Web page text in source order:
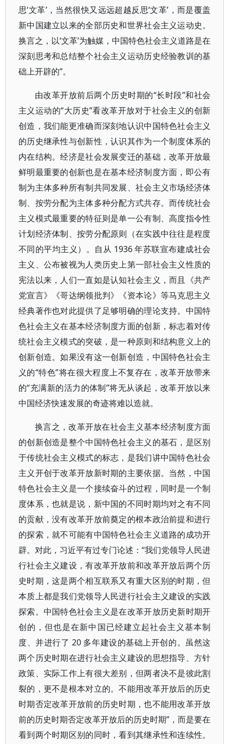
思‘文革’，当然很快又远远超越反思‘文革’，而是覆盖
新中国建立以来的全部历史和世界社会主义运动史。
换言之，以‘文革’为触媒，中国特色社会主义道路是在
深刻思考和总结整个社会主义运动历史经验教训的基
础上开辟的”。
由改革开放前后两个历史时期的“长时段”和社会
主义运动的“大历史”看改革开放对于社会主义的创新
创造，我们能更准确而深刻地认识中国特色社会主义
的历史继承性与创新性，认识其作为一个制度体系的
内在结构。经济是社会发展变迁的基础，改革开放最
鲜明最重要的创新也是在基本经济制度方面，即公有
制为主体多种所有制共同发展、社会主义市场经济体
制、按劳分配为主体多种分配方式共存。而传统社会
主义模式最重要的特征则是单一公有制、高度指令性
计划经济体制、按劳分配原则（在实践中往往是程度
不同的平均主义）。自从 1936 年苏联宣布建成社会
主义、公布被视为人类历史上第一部社会主义性质的
宪法以来，人们一直如是认知社会主义，而且《共产
党宣言》《哥达纲领批判》《资本论》等马克思主义
经典著作也对此提供了足够明确的理论支持。中国特
色社会主义在基本经济制度方面的创新，标志着对传
统社会主义模式的突破，是一种原则和结构意义上的
创新创造。如果没有这一创新创造，中国特色社会主
义的“特色”将在很大程度上不复存在，改革开放带来
的“充满新的活力的体制”将无从谈起，改革开放以来
中国经济快速发展的奇迹将难以造就。
换言之，改革开放在社会主义基本经济制度方面
的创新创造是整个中国特色社会主义的基石，是区别
于传统社会主义模式的标志，是我们讲中国特色社会
主义开创于改革开放新时期的主要依据。当然，中国
特色社会主义是一个接续奋斗的过程，同时是一个制
度体系，也就是说，新中国的不同时期均对之有不同
的贡献，没有改革开放前奠定的根本政治前提和进行
的探索，就不可能有中国特色社会主义道路的成功开
辟。对此，习近平有过专门论述：“我们党领导人民进
行社会主义建设，有改革开放前和改革开放后两个历
史时期，这是两个相互联系又有重大区别的时期，但
本质上都是我们党领导人民进行社会主义建设的实践
探索。中国特色社会主义是在改革开放历史新时期开
创的，但也是在新中国已经建立起社会主义基本制
度、并进行了 20 多年建设的基础上开创的。虽然这
两个历史时期在进行社会主义建设的思想指导、方针
政策、实际工作上有很大差别，但两者决不是彼此割
裂的，更不是根本对立的。不能用改革开放后的历史
时期否定改革开放前的历史时期，也不能用改革开放
前的历史时期否定改革开放后的历史时期”，而是要在
看到两个时期区别的同时，看到其继承性和连续性。